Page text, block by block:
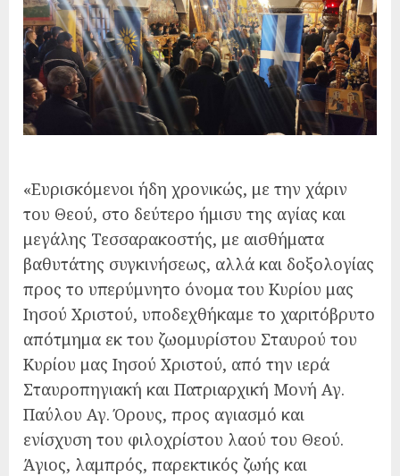
«Ευρισκόμενοι ήδη χρονικώς, με την χάριν
του Θεού, στο δεύτερο ήμισυ της αγίας και
μεγάλης Τεσσαρακοστής, με αισθήματα
βαθυτάτης συγκινήσεως, αλλά και δοξολογίας
προς το υπερύμνητο όνομα του Κυρίου μας
Ιησού Χριστού, υποδεχθήκαμε το χαριτόβρυτο
απότμημα εκ του ζωομυρίστου Σταυρού του
Κυρίου μας Ιησού Χριστού, από την ιερά
Σταυροπηγιακή και Πατριαρχική Μονή Αγ.
Παύλου Αγ. Όρους, προς αγιασμό και
ενίσχυση του φιλοχρίστου λαού του Θεού.
Άγιος, λαμπρός, παρεκτικός ζωής και